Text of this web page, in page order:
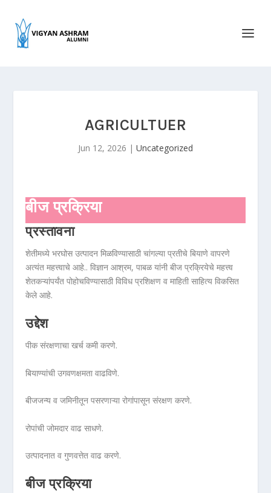
AGRICULTUER
Jun 12, 2026 | Uncategorized
बीज प्रक्रिया
प्रस्तावना
शेतीमध्ये भरघोस उत्पादन मिळविण्यासाठी चांगल्या प्रतीचे बियाणे वापरणे
अत्यंत महत्त्वाचे आहे.. विज्ञान आश्रम, पाबळ यांनी बीज प्रक्रियेचे महत्त्व
शेतकऱ्यांपर्यंत पोहोचविण्यासाठी विविध प्रशिक्षण व माहिती साहित्य विकसित
केले आहे.
उद्देश
पीक संरक्षणाचा खर्च कमी करणे.
बियाण्यांची उगवणक्षमता वाढविणे.
बीजजन्य व जमिनीतून पसरणाऱ्या रोगांपासून संरक्षण करणे.
रोपांची जोमदार वाढ साधणे.
उत्पादनात व गुणवत्तेत वाढ करणे.
बीज प्रक्रिया